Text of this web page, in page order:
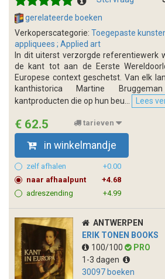
gerelateerde boeken
Verkoperscategorie: Toegepaste
appliquees ; Applied art
In dit uiterst verzorgde referentiewerk
de kant tot aan de Eerste
Europese context geschetst. Van elk
kanthistorica Martine
kantproducten die op hun beu...
Lees
€ 62.5 tarieven
in winkelmandje
zelf afhalen
+0.00
naar afhaalpunt
+4.68
adreszending
+4.99
ANTWERPEN
ERIK TONEN BOOKS
100/100
PRO
1-3 dagen
30097 boeken